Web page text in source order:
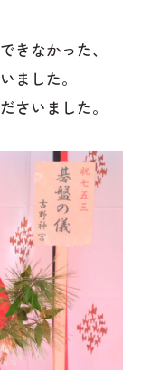
きなかった、
ました。
さいました。